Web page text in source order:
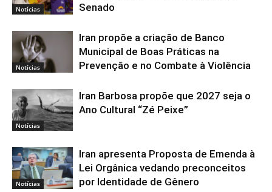
Notícias
Senado
Notícias
Iran propõe a criação de Banco
Municipal de Boas Práticas na
Prevenção e no Combate à Violência
Notícias
Iran Barbosa propõe que 2027 seja o
Ano Cultural “Zé Peixe”
Notícias
Iran apresenta Proposta de Emenda à
Lei Orgânica vedando preconceitos
por Identidade de Gênero